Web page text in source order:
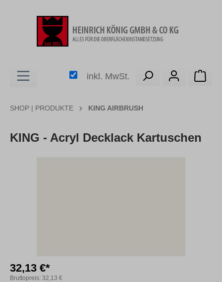
inkl. MwSt.
SHOP | PRODUKTE KING AIRBRUSH
KING - Acryl Decklack Kartuschen
32,13 €*
Bruttopreis: 32,13 €